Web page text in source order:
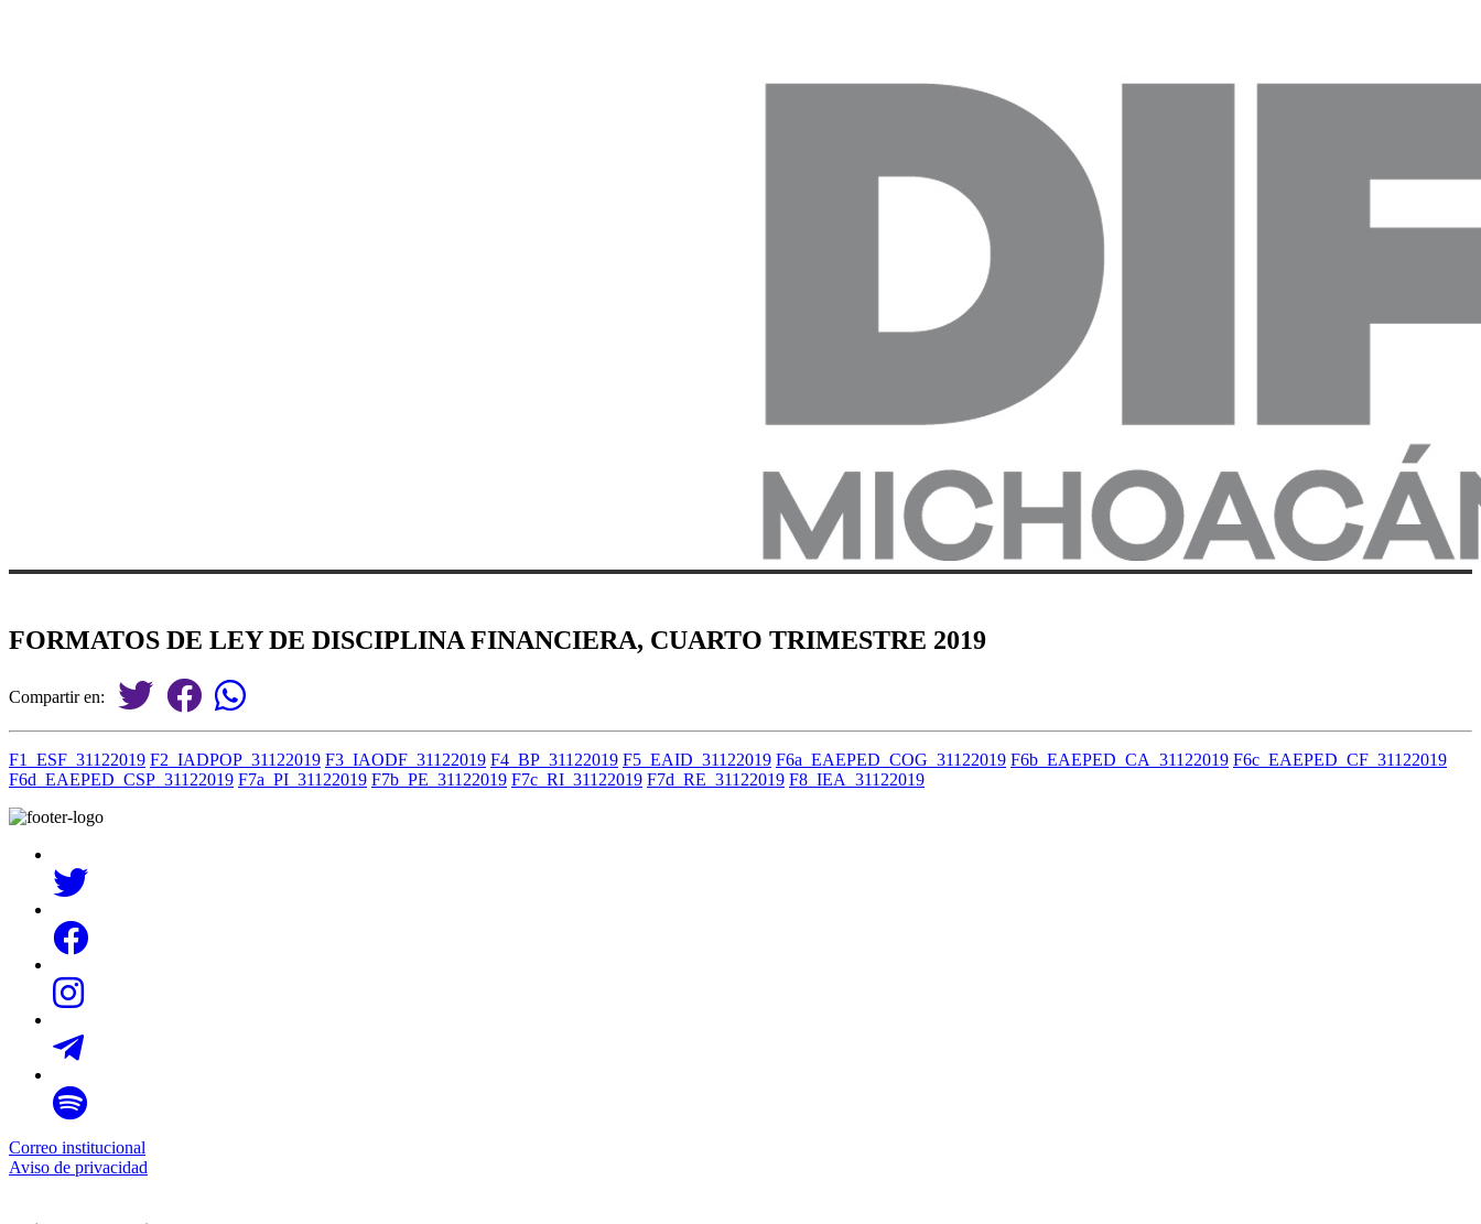
FORMATOS DE LEY DE DISCIPLINA FINANCIERA, CUARTO TRIMESTRE 2019
Compartir en:
F1_ESF_31122019 F2_IADPOP_31122019 F3_IAODF_31122019 F4_BP_31122019 F5_EAID_31122019 F6a_EAEPED_COG_31122019 F6b_EAEPED_CA_31122019 F6c_EAEPED_CF_31122019
F6d_EAEPED_CSP_31122019 F7a_PI_31122019 F7b_PE_31122019 F7c_RI_31122019 F7d_RE_31122019 F8_IEA_31122019
Correo institucional
Aviso de privacidad